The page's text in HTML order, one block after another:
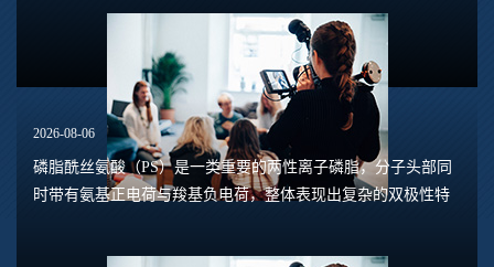
2026-08-06
磷脂酰丝氨酸（PS）是一类重要的两性离子磷脂，分子头部同
时带有氨基正电荷与羧基负电荷，整体表现出复杂的双极性特